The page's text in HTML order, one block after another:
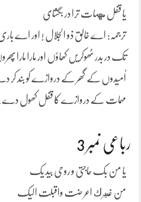
یا قفل مهمات ترا در بگشای
ترجمہ: اے خالق ذو الجلال ! اور اے
تک در بدر ٹھوکریں کھاؤں اور مارا مارا
اُمیدوں کے گھر کے دروازے کو بند کر دے
مہمات کے دروازے کا قفل کھول دے۔
رباعی نمبر 3
یا من بک حاجتی و روحی بید یک
من غيرك اعر ضت واقبلت الیک